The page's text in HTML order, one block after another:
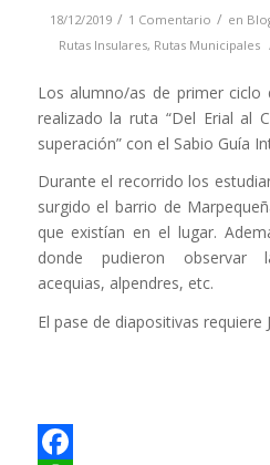
18/12/2019 / 1 Comentario / en
Rutas Insulares, Rutas Municipales
Los alumno/as de primer ciclo
realizado la ruta “Del Erial al
superación” con el Sabio Guía
Durante el recorrido los
surgido el barrio de
que existían en el lugar.
donde pudieron observar
acequias, alpendres, etc.
El pase de diapositivas requiere